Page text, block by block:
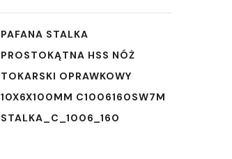
PAFANA STALKA
PROSTOKĄTNA HSS NÓŻ
TOKARSKI OPRAWKOWY
10X6X100MM C1006160SW7M
STALKA_C_1006_160